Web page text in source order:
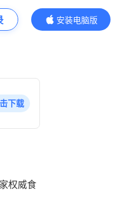
安装电脑版
内容更精彩
下载
权威食